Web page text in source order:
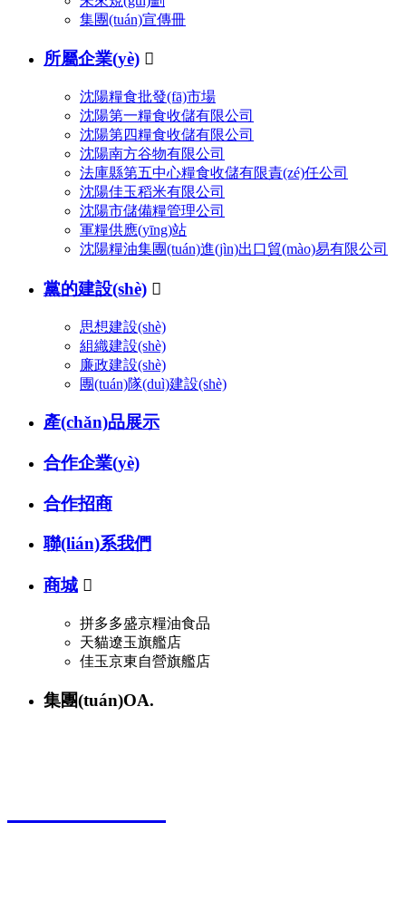
集團(tuán)宣傳冊
所屬企業(yè) 
沈陽糧食批發(fā)市場
沈陽第一糧食收儲有限公司
沈陽第四糧食收儲有限公司
沈陽南方谷物有限公司
法庫縣第五中心糧食收儲有限責(zé)任公司
沈陽佳玉稻米有限公司
沈陽市儲備糧管理公司
軍糧供應(yīng)站
沈陽糧油集團(tuán)進(jìn)出口貿(mào)易有限公司
黨的建設(shè) 
思想建設(shè)
組織建設(shè)
廉政建設(shè)
團(tuán)隊(duì)建設(shè)
產(chǎn)品展示
合作企業(yè)
合作招商
聯(lián)系我們
商城 
拼多多盛京糧油食品
天貓遼玉旗艦店
佳玉京東自營旗艦店
集團(tuán)OA.